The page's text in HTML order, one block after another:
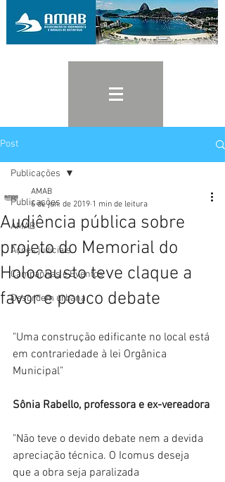
Post
Publicações
AMAB
Ações judiciais
Campanhas e Eventos
Desordem urbana
Publicações
Audiência pública sobre
projeto do Memorial do
Holocausto teve claque a
favor e pouco debate
AMAB
6 de jun. de 2019 1 min de leitura
"Uma construção edificante no local está
em contrariedade à lei Orgânica
Municipal"
Sônia Rabello, professora e ex-vereadora
"Não teve o devido debate nem a devida
apreciação técnica. O Icomus deseja
que a obra seja paralizada